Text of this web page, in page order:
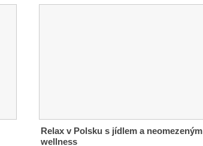
Relax v Polsku s jídlem a neomezeným
wellness